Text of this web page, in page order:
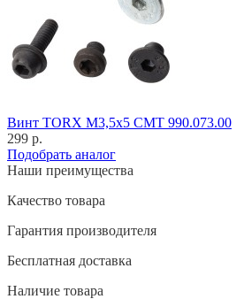
Винт TORX M3,5x5 CMT 990.073.00
299 р.
Подобрать аналог
Наши преимущества
Качество товара
Гарантия производителя
Бесплатная доставка
Наличие товара